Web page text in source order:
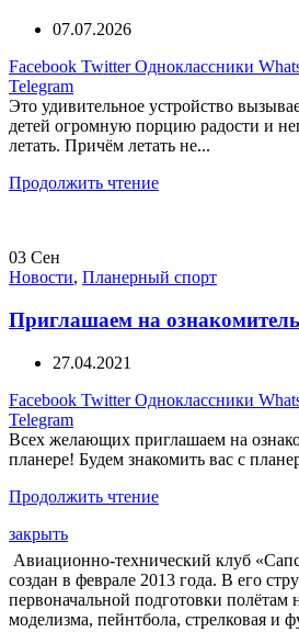
07.07.2026
Facebook Twitter Одноклассники
Telegram
Это удивительное устройство
детей огромную порцию радости и
летать. Причём летать не...
Продолжить чтение
03 Сен
Новости, Планерный спорт
Приглашаем на
27.04.2021
Facebook Twitter Одноклассники
Telegram
Всех желающих приглашаем на
планере! Будем знакомить вас с
Продолжить чтение
закрыть
Авиационно-технический клуб
создан в феврале 2013 года. В его
первоначальной подготовки полётам
моделизма, пейнтбола, стрелковая и